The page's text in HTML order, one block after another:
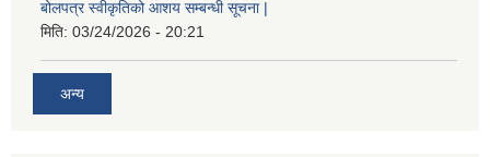
बोलपत्र स्वीकृतिको आशय सम्बन्धी सूचना |
मिति: 03/24/2026 - 20:21
अन्य